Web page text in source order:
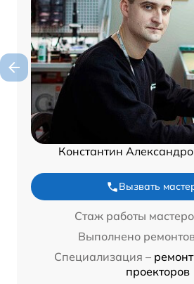
Константин
Вызвать
Стаж работы
Выполнено
Специализация –
проекторов